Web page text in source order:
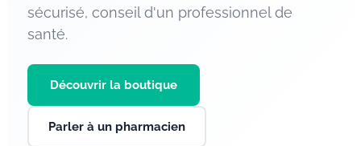
sécurisé, conseil d'un professionnel de
santé.
Découvrir la boutique
Parler à un pharmacien